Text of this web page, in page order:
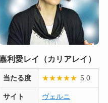
利愛レイ（カリアレイ）
当たる度 ★★★★★ 5.0
サイト ヴェルニ